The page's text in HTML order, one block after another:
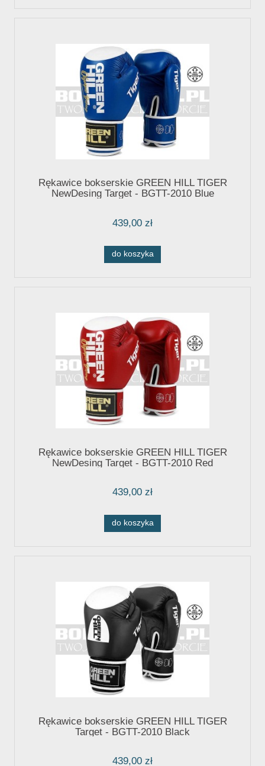
Rękawice bokserskie GREEN HILL TIGER
NewDesing Target - BGTT-2010 Blue
439,00 zł
do koszyka
Rękawice bokserskie GREEN HILL TIGER
NewDesing Target - BGTT-2010 Red
439,00 zł
do koszyka
Rękawice bokserskie GREEN HILL TIGER
Target - BGTT-2010 Black
439,00 zł